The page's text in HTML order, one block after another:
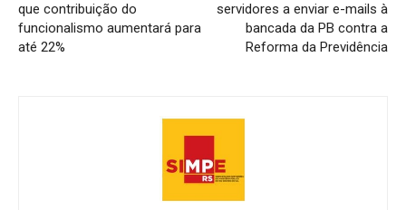
que contribuição do
funcionalismo aumentará para
até 22%
servidores a enviar e-mails à
bancada da PB contra a
Reforma da Previdência